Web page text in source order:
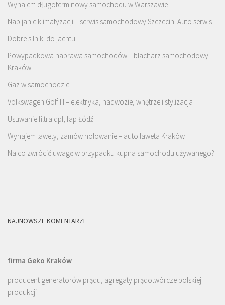
Wynajem długoterminowy samochodu w Warszawie
Nabijanie klimatyzacji – serwis samochodowy Szczecin. Auto serwis
Dobre silniki do jachtu
Powypadkowa naprawa samochodów – blacharz samochodowy
Kraków
Gaz w samochodzie
Volkswagen Golf III – elektryka, nadwozie, wnętrze i stylizacja
Usuwanie filtra dpf, fap Łódź
Wynajem lawety, zamów holowanie – auto laweta Kraków
Na co zwrócić uwagę w przypadku kupna samochodu używanego?
NAJNOWSZE KOMENTARZE
firma Geko Kraków
producent generatorów prądu, agregaty prądotwórcze polskiej
produkcji